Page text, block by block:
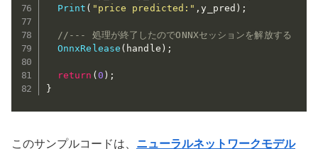
Print ( "price predicted:" ,y_pred ) ;
//--- 処理が終了したのでONNXセッションを解放する
OnnxRelease ( handle ) ;
return ( 0 ) ;
}
このサンプルコードは、 ニューラルネットワークモデル